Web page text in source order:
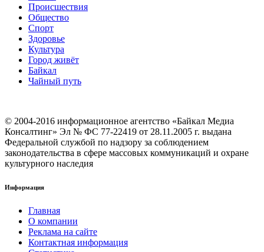
Происшествия
Общество
Cпорт
Здоровье
Культура
Город живёт
Байкал
Чайный путь
© 2004-2016 информационное агентство «Байкал Медиа
Консалтинг» Эл № ФС 77-22419 от 28.11.2005 г. выдана
Федеральной службой по надзору за соблюдением
законодательства в сфере массовых коммуникаций и охране
культурного наследия
Информация
Главная
О компании
Реклама на сайте
Контактная информация